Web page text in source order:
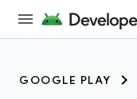
GOOGLE PLAY